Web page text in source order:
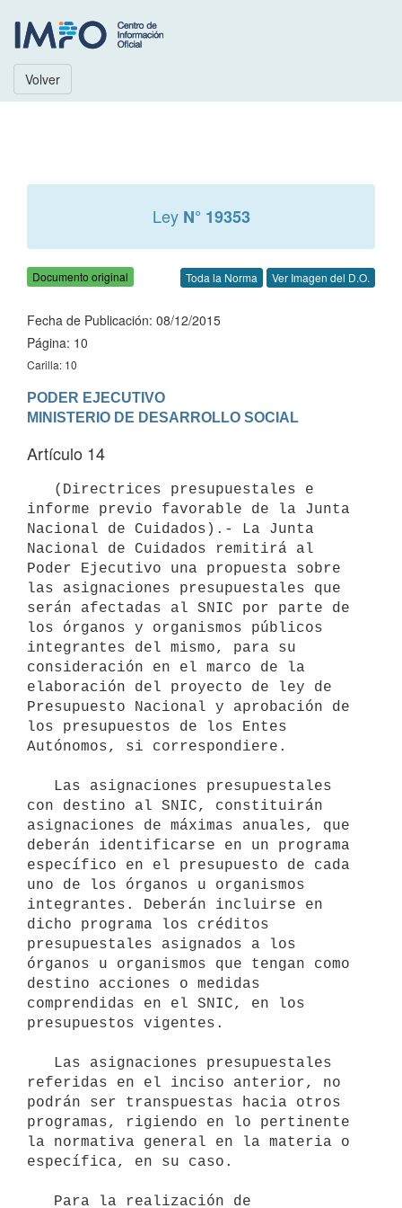
Volver
Ley N° 19353
Documento original Toda la Norma Ver Imagen del D.O.
Fecha de Publicación: 08/12/2015
Página: 10
Carilla: 10
PODER EJECUTIVO
Artículo 14
informe previo favorable de la Junta
Nacional de Cuidados).- La Junta
Nacional de Cuidados remitirá al
Poder Ejecutivo una propuesta sobre
las asignaciones presupuestales que
serán afectadas al SNIC por parte de
los órganos y organismos públicos
integrantes del mismo, para su
consideración en el marco de la
elaboración del proyecto de ley de
Presupuesto Nacional y aprobación de
los presupuestos de los Entes
Autónomos, si correspondiere.
con destino al SNIC, constituirán
asignaciones de máximas anuales, que
deberán identificarse en un programa
específico en el presupuesto de cada
uno de los órganos u organismos
integrantes. Deberán incluirse en
dicho programa los créditos
presupuestales asignados a los
órganos u organismos que tengan como
destino acciones o medidas
comprendidas en el SNIC, en los
presupuestos vigentes.
referidas en el inciso anterior, no
podrán ser transpuestas hacia otros
programas, rigiendo en lo pertinente
la normativa general en la materia o
específica, en su caso.